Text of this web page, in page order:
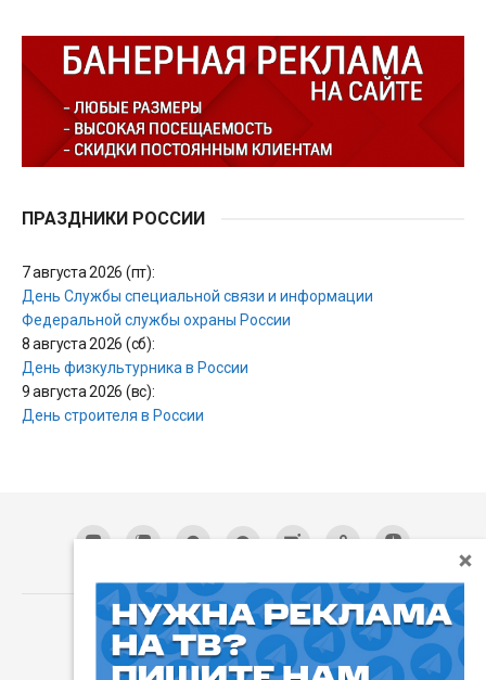
ПРАЗДНИКИ РОССИИ
7 августа 2026 (пт):
День Службы специальной связи и информации
Федеральной службы охраны России
8 августа 2026 (сб):
День физкультурника в России
9 августа 2026 (вс):
День строителя в России